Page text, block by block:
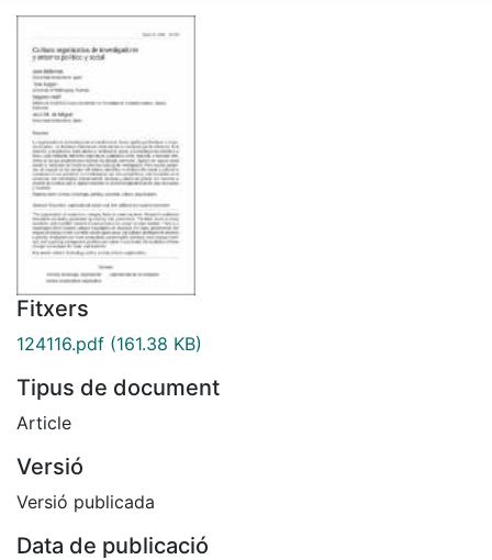
Fitxers
124116.pdf (161.38 KB)
Tipus de document
Article
Versió
Versió publicada
Data de publicació